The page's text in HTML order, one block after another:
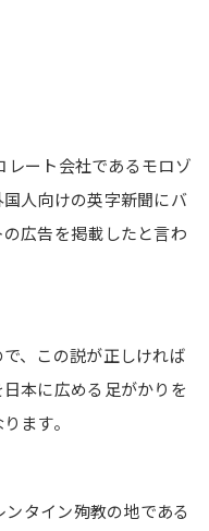
レート会社であるモロゾ
人向けの英字新聞にバ
広告を掲載したと言わ
、この説が正しければ
本に広める足がかりを
ます。
タイン殉教の地である